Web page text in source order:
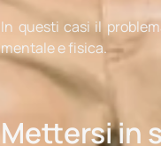
In questi casi il
mentale e fisica.
Mettersi in